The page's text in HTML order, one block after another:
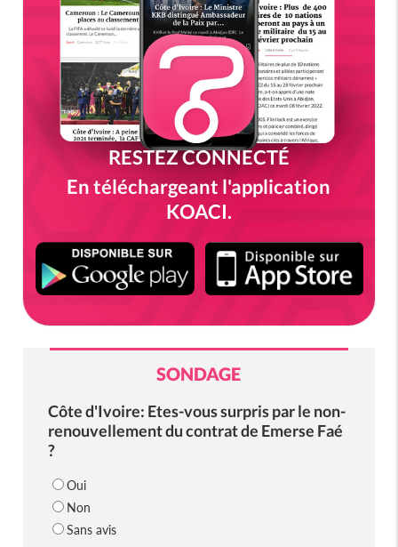
RESTEZ CONNECTÉ
En téléchargeant l'application
KOACI.
SONDAGE
Côte d'Ivoire: Etes-vous surpris par le non-
renouvellement du contrat de Emerse Faé
?
Oui
Non
Sans avis